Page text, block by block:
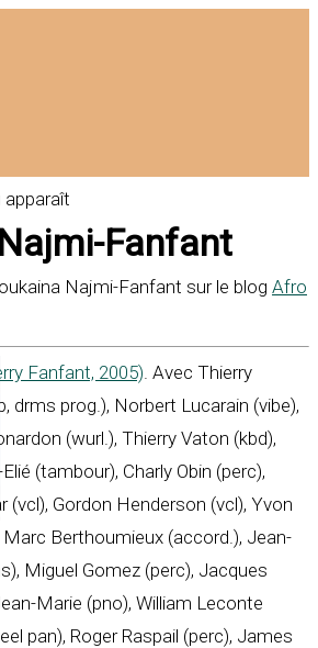
Fanfant
Najmi-Fanfant sur le blog Afro
Fanfant, 2005). Avec Thierry
drms prog.), Norbert Lucarain (vibe),
(wurl.), Thierry Vaton (kbd),
(tambour), Charly Obin (perc),
(vcl), Gordon Henderson (vcl), Yvon
Marc Berthoumieux (accord.), Jean-
Miguel Gomez (perc), Jacques
Marie (pno), William Leconte
pan), Roger Raspail (perc), James